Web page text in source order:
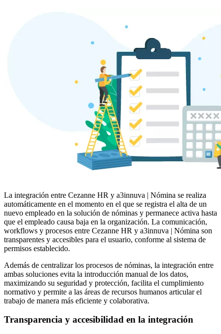
La integración entre Cezanne HR y a3innuva | Nómina se realiza
automáticamente en el momento en el que se registra el alta de un
nuevo empleado en la solución de nóminas y permanece activa hasta
que el empleado causa baja en la organización. La comunicación,
workflows y procesos entre Cezanne HR y a3innuva | Nómina son
transparentes y accesibles para el usuario, conforme al sistema de
permisos establecido.
Además de centralizar los procesos de nóminas, la integración entre
ambas soluciones evita la introducción manual de los datos,
maximizando su seguridad y protección, facilita el cumplimiento
normativo y permite a las áreas de recursos humanos articular el
trabajo de manera más eficiente y colaborativa.
Transparencia y accesibilidad en la integración